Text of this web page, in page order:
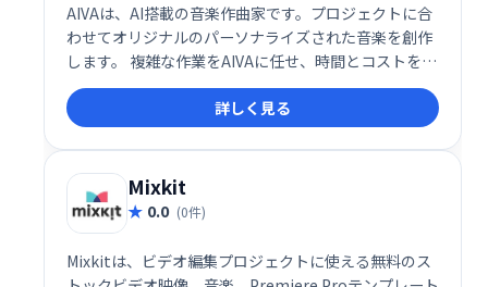
AIVAは、AI搭載の音楽作曲家です。プロジェクトに合
わせてオリジナルのパーソナライズされた音楽を創作
します。 複雑な作業をAIVAに任せ、時間とコストを節
約しながら、あなたのプロジェクトに最適な音楽を手
に入れましょう。 革新的なAI技術で、想像を超える音
楽体験を提供します。
詳しく見る
Mixkit
0.0 (0件)
Mixkitは、ビデオ編集プロジェクトに使える無料のス